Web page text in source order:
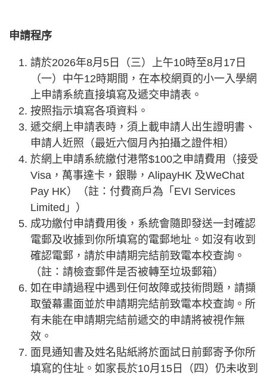
申請程序
請於2026年8月5日（三）上午10時至8月17日
（一）中午12時期間，在本校網頁的小一入學網
上申請系統直接填寫及遞交申請表。
按照指示填寫各項資料。
遞交網上申請表時，須上載申請人出生證明書、
申請人近照（最近六個月內拍攝之證件相）
於網上申請系統繳付港幣$100之申請費用（接受
Visa，萬事達卡，銀聯，AlipayHK 及WeChat
Pay HK）（註：付費商戶為「EVI Services
Limited」）
成功繳付申請費用後，系統會隨即發送一封確認
電郵及收據到你所填寫的電郵地址。如沒有收到
確認電郵，請於申請期完結前致電本校查詢。
（註：請檢查郵件是否被轉至垃圾郵箱）
如在申請過程中遇到任何故障或技術問題，請擷
取螢幕畫面並於申請期完結前致電本校查詢。所
有未能在申請期完結前遞交的申請將被視作無
效。
面見通知書及姓名貼紙將於面試日前郵寄予你所
填寫的住址。如家長於10月15日（四）仍未收到